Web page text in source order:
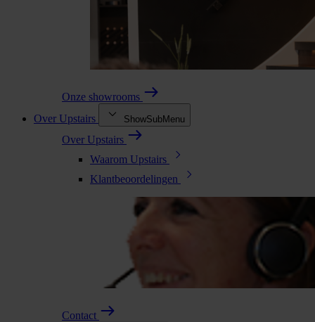
Onze showrooms
Over Upstairs
ShowSubMenu
Over Upstairs
Waarom Upstairs
Klantbeoordelingen
Contact